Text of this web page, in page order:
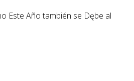
Este Año también se Dębe al